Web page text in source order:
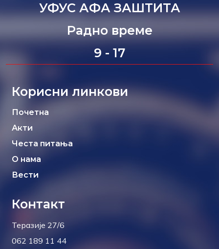
УФУС АФА ЗАШТИТА
Радно време
9 - 17
Корисни линкови
Почетна
Акти
Честа питања
О нама
Вести
Контакт
Теразије 27/6
062 189 11 44